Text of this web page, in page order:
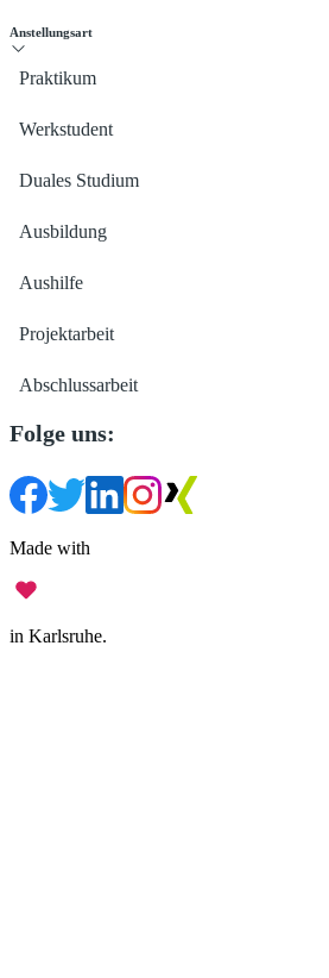
Anstellungsart
Praktikum
Werkstudent
Duales Studium
Ausbildung
Aushilfe
Projektarbeit
Abschlussarbeit
Folge uns:
Made with
in Karlsruhe.